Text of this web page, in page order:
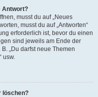
Antwort?
musst du auf „Neues
musst du auf „Antworten“
erforderlich ist, bevor du einen
sind jeweils am Ende der
„Du darfst neue Themen
usw.
löschen?